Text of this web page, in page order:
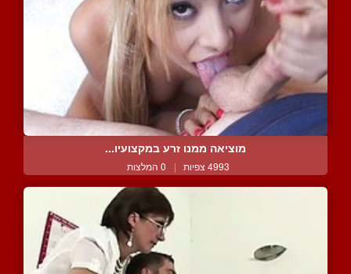
מוציאה ממנו זרע במקצועיו...
4993 צפיות | 0 המלצות